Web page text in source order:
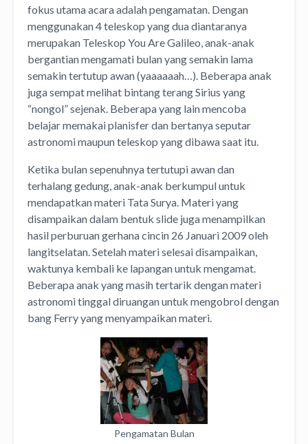
fokus utama acara adalah pengamatan. Dengan
menggunakan 4 teleskop yang dua diantaranya
merupakan Teleskop You Are Galileo, anak-anak
bergantian mengamati bulan yang semakin lama
semakin tertutup awan (yaaaaaah…). Beberapa anak
juga sempat melihat bintang terang Sirius yang
“nongol” sejenak. Beberapa yang lain mencoba
belajar memakai planisfer dan bertanya seputar
astronomi maupun teleskop yang dibawa saat itu.
Ketika bulan sepenuhnya tertutupi awan dan
terhalang gedung, anak-anak berkumpul untuk
mendapatkan materi Tata Surya. Materi yang
disampaikan dalam bentuk slide juga menampilkan
hasil perburuan gerhana cincin 26 Januari 2009 oleh
langitselatan. Setelah materi selesai disampaikan,
waktunya kembali ke lapangan untuk mengamat.
Beberapa anak yang masih tertarik dengan materi
astronomi tinggal diruangan untuk mengobrol dengan
bang Ferry yang menyampaikan materi.
Pengamatan Bulan